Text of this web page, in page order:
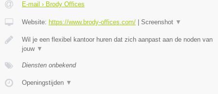
E-mail › Brody Offices
Website: https://www.brody-offices.com/ Screenshot ▼
Wil je een flexibel kantoor huren dat zich aanpast aan de noden van
jouw ▼
Diensten onbekend
Openingstijden ▼